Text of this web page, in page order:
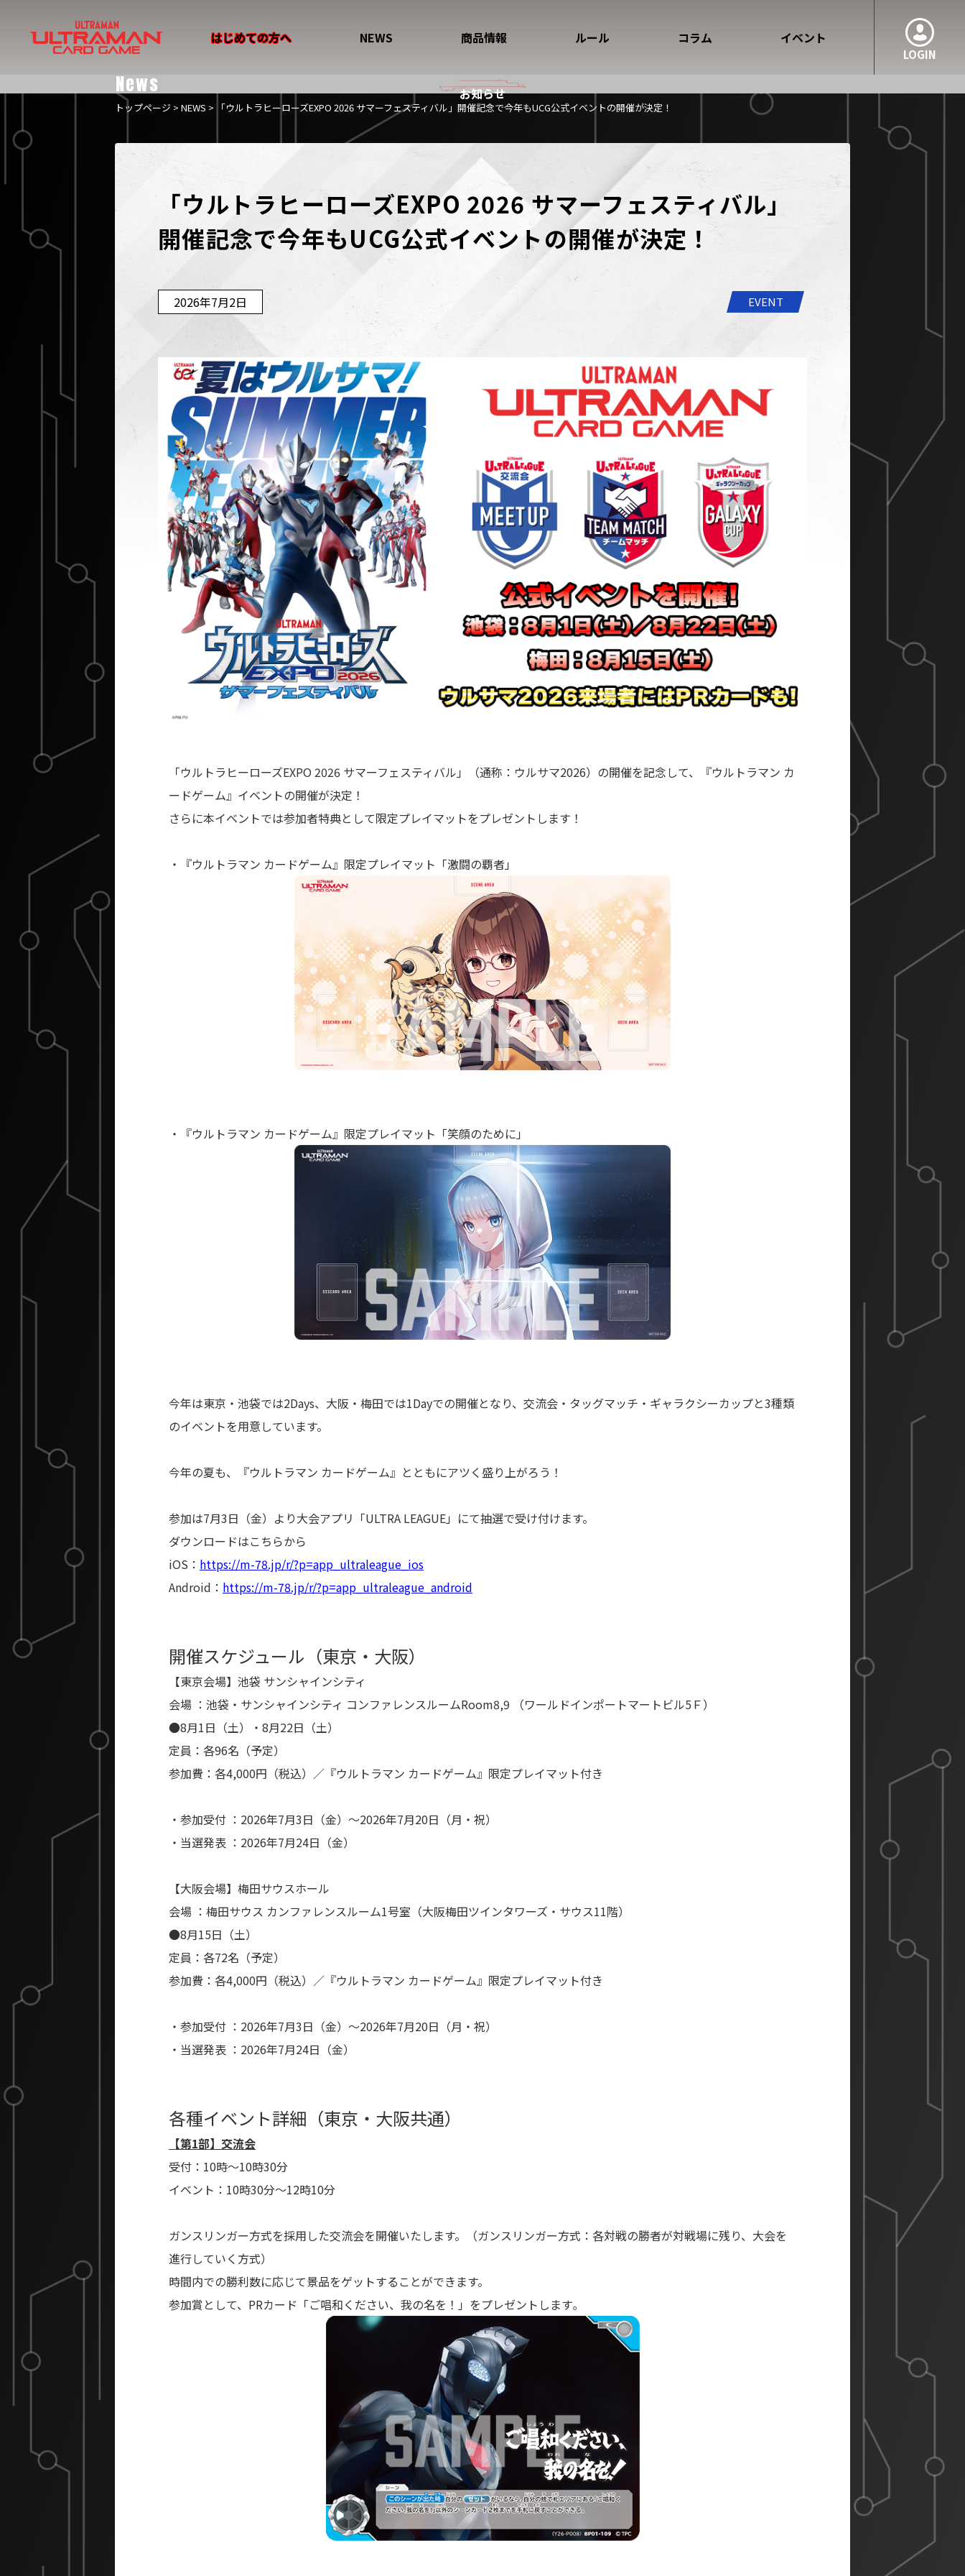
LOGIN
はじめての方へ NEWS 商品情報 ルール コラム イベント
News お知らせ
トップページ > NEWS > 「ウルトラヒーローズEXPO 2026 サマーフェスティバル」開催記念で今年もUCG公式イベントの開催が決定！
「ウルトラヒーローズEXPO 2026 サマーフェスティバル」
開催記念で今年もUCG公式イベントの開催が決定！
2026年7月2日 EVENT
「ウルトラヒーローズEXPO 2026 サマーフェスティバル」（通称：ウルサマ2026）の開催を記念して、『ウルトラマン カ
ードゲーム』イベントの開催が決定！
さらに本イベントでは参加者特典として限定プレイマットをプレゼントします！
・『ウルトラマン カードゲーム』限定プレイマット「激闘の覇者」
・『ウルトラマン カードゲーム』限定プレイマット「笑顔のために」
今年は東京・池袋では2Days、大阪・梅田では1Dayでの開催となり、交流会・タッグマッチ・ギャラクシーカップと3種類
のイベントを用意しています。
今年の夏も、『ウルトラマン カードゲーム』とともにアツく盛り上がろう！
参加は7月3日（金）より大会アプリ「ULTRA LEAGUE」にて抽選で受け付けます。
ダウンロードはこちらから
iOS： https://m-78.jp/r/?p=app_ultraleague_ios
Android： https://m-78.jp/r/?p=app_ultraleague_android
開催スケジュール（東京・大阪）
【東京会場】池袋 サンシャインシティ
会場 ：池袋・サンシャインシティ コンファレンスルームRoom8,9 （ワールドインポートマートビル5Ｆ）
●8月1日（土）・8月22日（土）
定員：各96名（予定）
参加費：各4,000円（税込）／『ウルトラマン カードゲーム』限定プレイマット付き
・参加受付 ：2026年7月3日（金）～2026年7月20日（月・祝）
・当選発表 ：2026年7月24日（金）
【大阪会場】梅田サウスホール
会場 ：梅田サウス カンファレンスルーム1号室（大阪梅田ツインタワーズ・サウス11階）
●8月15日（土）
定員：各72名（予定）
参加費：各4,000円（税込）／『ウルトラマン カードゲーム』限定プレイマット付き
・参加受付 ：2026年7月3日（金）～2026年7月20日（月・祝）
・当選発表 ：2026年7月24日（金）
各種イベント詳細（東京・大阪共通）
【第1部】交流会
受付：10時～10時30分
イベント：10時30分～12時10分
ガンスリンガー方式を採用した交流会を開催いたします。（ガンスリンガー方式：各対戦の勝者が対戦場に残り、大会を
進行していく方式）
時間内での勝利数に応じて景品をゲットすることができます。
参加賞として、PRカード「ご唱和ください、我の名を！」をプレゼントします｡